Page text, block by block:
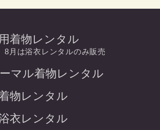
着物レンタル
8月は浴衣レンタルのみ販売
マル着物レンタル
物レンタル
衣レンタル